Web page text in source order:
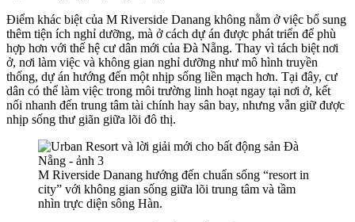
Điểm khác biệt của M Riverside Danang không nằm ở việc bổ sung
thêm tiện ích nghỉ dưỡng, mà ở cách dự án được phát triển để phù
hợp hơn với thế hệ cư dân mới của Đà Nẵng. Thay vì tách biệt nơi
ở, nơi làm việc và không gian nghỉ dưỡng như mô hình truyền
thống, dự án hướng đến một nhịp sống liền mạch hơn. Tại đây, cư
dân có thể làm việc trong môi trường linh hoạt ngay tại nơi ở, kết
nối nhanh đến trung tâm tài chính hay sân bay, nhưng vẫn giữ được
nhịp sống thư giãn giữa lõi đô thị.
M Riverside Danang hướng đến chuẩn sống “resort in
city” với không gian sống giữa lõi trung tâm và tầm
nhìn trực diện sông Hàn.